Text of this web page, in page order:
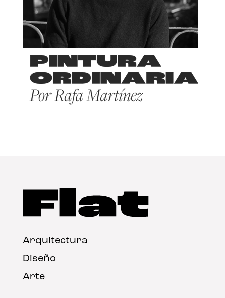
Arquitectura
Diseño
Arte